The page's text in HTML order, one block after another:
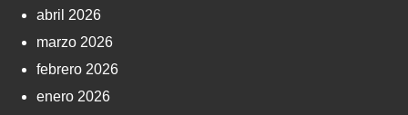
abril 2026
marzo 2026
febrero 2026
enero 2026